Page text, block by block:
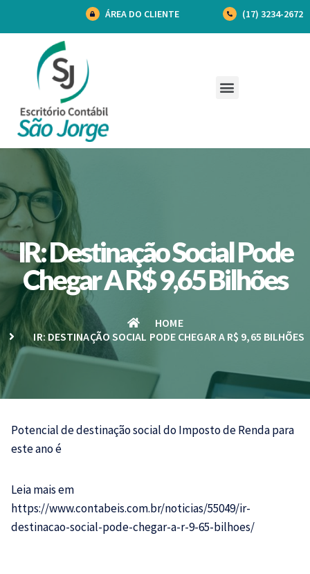
ÁREA DO CLIENTE (17) 3234-2672
IR: Destinação Social Pode
Chegar A R$ 9,65 Bilhões
HOME
IR: DESTINAÇÃO SOCIAL PODE CHEGAR A R$ 9,65 BILHÕES
Potencial de destinação social doImposto de Rendapara
este ano é
Leia mais em
https://www.contabeis.com.br/noticias/55049/ir-
destinacao-social-pode-chegar-a-r-9-65-bilhoes/